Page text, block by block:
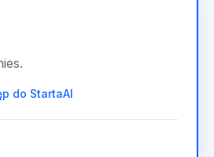
.
do StartaAI